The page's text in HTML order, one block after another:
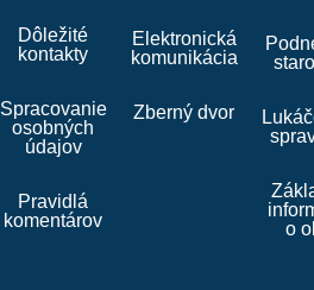
Dôležité
kontakty
Spracovanie
osobných
údajov
Pravidlá
komentárov
Elektronická
komunikácia
Zberný dvor
o